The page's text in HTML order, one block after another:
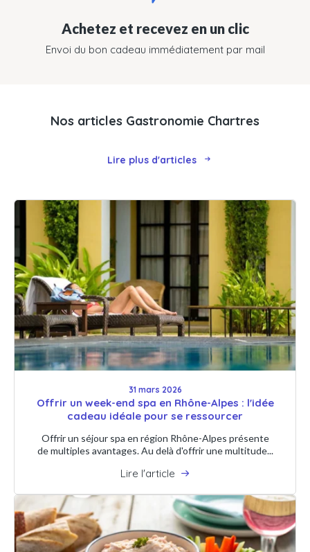
Achetez et recevez en un clic
Envoi du bon cadeau immédiatement par mail
Nos articles Gastronomie Chartres
Lire plus d'articles
31 mars 2026
Offrir un week-end spa en Rhône-Alpes : l'idée
cadeau idéale pour se ressourcer
Offrir un séjour spa en région Rhône-Alpes présente
de multiples avantages. Au delà d'offrir une multitude...
Lire l'article